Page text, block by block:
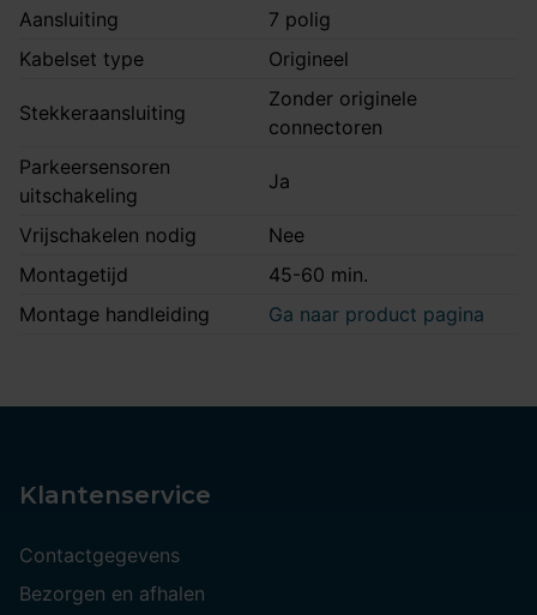
Aansluiting
7 polig
Kabelset type
Origineel
Stekkeraansluiting
Zonder originele
connectoren
Parkeersensoren
uitschakeling
Ja
Vrijschakelen nodig
Nee
Montagetijd
45-60 min.
Montage handleiding
Ga naar product pagina
Klantenservice
Contactgegevens
Bezorgen en afhalen